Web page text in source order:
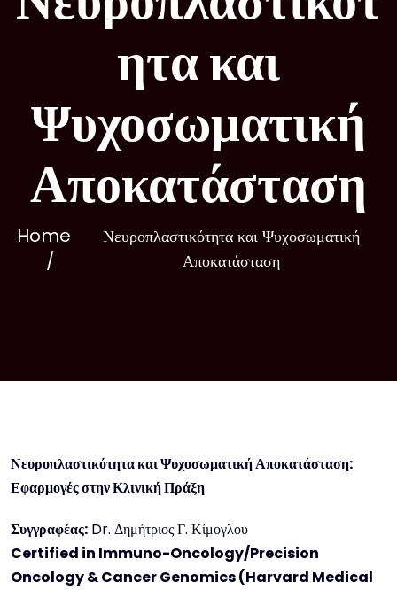
ητα και
Ψυχοσωματική
Αποκατάσταση
Home
Νευροπλαστικότητα και Ψυχοσωματική
Αποκατάσταση
Νευροπλαστικότητα και Ψυχοσωματική Αποκατάσταση:
Εφαρμογές στην Κλινική Πράξη
Συγγραφέας: Dr. Δημήτριος Γ. Κίμογλου
Certified in Immuno-Oncology/Precision
Oncology & Cancer Genomics (Harvard Medical